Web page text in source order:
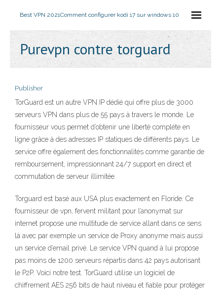
Best VPN 2021Comment configurer kodi 17 sur windows 10
Purevpn contre torguard
Publisher
TorGuard est un autre VPN IP dédié qui offre plus de 3000
serveurs VPN dans plus de 55 pays à travers le monde. Le
fournisseur vous permet d’obtenir une liberté complète en
ligne grâce à des adresses IP statiques de différents pays. Le
service offre également des fonctionnalités comme garantie de
remboursement, impressionnant 24/7 support en direct et
commutation de serveur illimitée.
Torguard est basé aux USA plus exactement en Floride. Ce
fournisseur de vpn, fervent militant pour l’anonymat sur
internet propose une multitude de service allant dans ce sens
là avec par exemple un service de Proxy anonyme mais aussi
un service d’email privé. Le service VPN quand à lui propose
pas moins de 1200 serveurs répartis dans 42 pays autorisant
le P2P. Voici notre test. TorGuard utilise un logiciel de
chiffrement AES 256 bits de haut niveau et fiable pour protéger